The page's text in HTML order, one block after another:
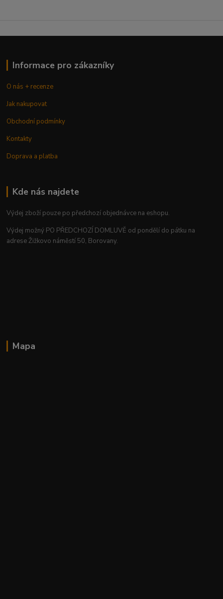
Informace pro zákazníky
O nás + recenze
Jak nakupovat
Obchodní podmínky
Kontakty
Doprava a platba
Kde nás najdete
Výdej zboží pouze po předchozí objednávce na eshopu.
Výdej možný PO PŘEDCHOZÍ DOMLUVĚ od pondělí do pátku na
adrese Žižkovo náměstí 50, Borovany.
Mapa